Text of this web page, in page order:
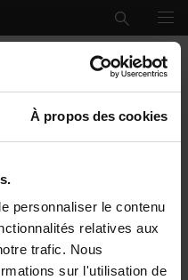
À propos des cookies
personnaliser le contenu
relatives aux
trafic. Nous
sur l'utilisation de
permettez à tous vos
:
« partenaires »
d’accueil de la plateforme
dédiée à votre association